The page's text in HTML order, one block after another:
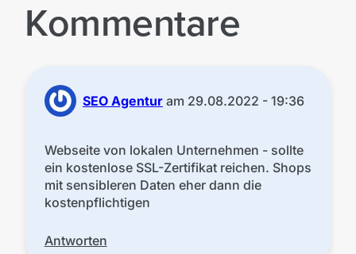
Kommentare
SEO Agentur am 29.08.2022 - 19:36
Webseite von lokalen Unternehmen - sollte
ein kostenlose SSL-Zertifikat reichen. Shops
mit sensibleren Daten eher dann die
kostenpflichtigen
Antworten